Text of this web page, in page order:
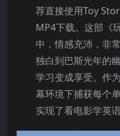
荐直接使用Toy
MP4下载。这部《
中，情感充沛，非
独白到巴斯光年的
学习变成享受。作
幕环境下捕获每个
实现了看电影学英